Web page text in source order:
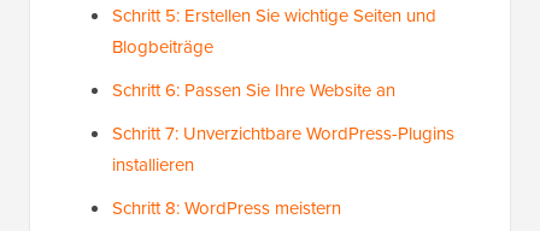
Schritt 5: Erstellen Sie wichtige Seiten und
Blogbeiträge
Schritt 6: Passen Sie Ihre Website an
Schritt 7: Unverzichtbare WordPress-Plugins
installieren
Schritt 8: WordPress meistern